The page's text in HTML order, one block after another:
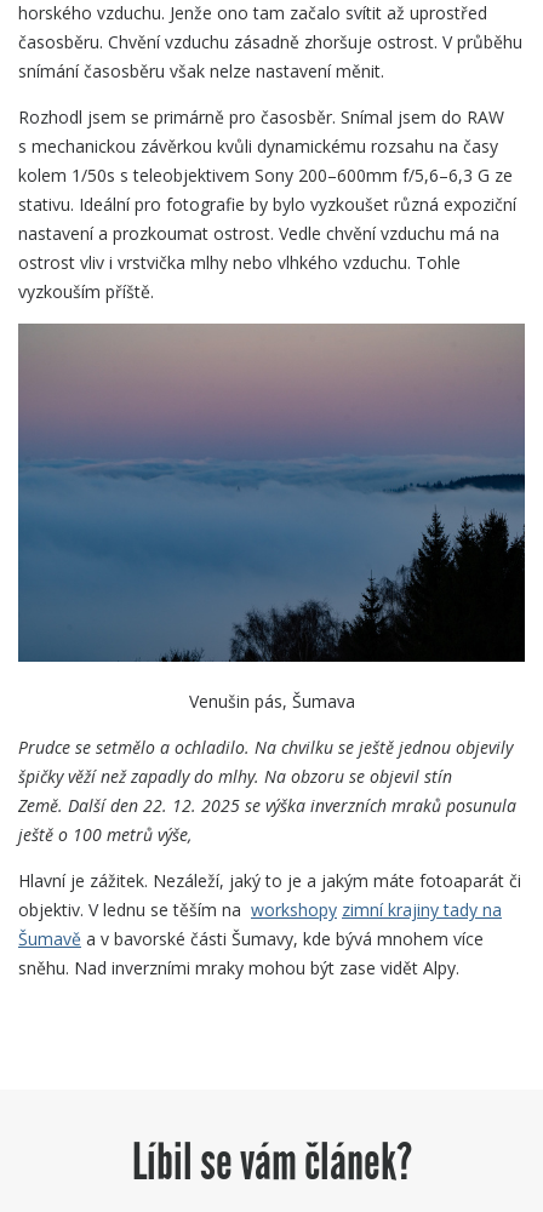
horského vzduchu. Jenže ono tam začalo svítit až uprostřed
časosběru. Chvění vzduchu zásadně zhoršuje ostrost. V průběhu
snímání časosběru však nelze nastavení měnit.
Rozhodl jsem se primárně pro časosběr. Snímal jsem do RAW
s mechanickou závěrkou kvůli dynamickému rozsahu na časy
kolem 1/50s s teleobjektivem Sony 200–600mm f/5,6–6,3 G ze
stativu. Ideální pro fotografie by bylo vyzkoušet různá expoziční
nastavení a prozkoumat ostrost. Vedle chvění vzduchu má na
ostrost vliv i vrstvička mlhy nebo vlhkého vzduchu. Tohle
vyzkouším příště.
Venušin pás, Šumava
Prudce se setmělo a ochladilo. Na chvilku se ještě jednou objevily
špičky věží než zapadly do mlhy. Na obzoru se objevil stín
Země. Další den 22. 12. 2025 se výška inverzních mraků posunula
ještě o 100 metrů výše,
Hlavní je zážitek. Nezáleží, jaký to je a jakým máte fotoaparát či
objektiv. V lednu se těším na workshopy zimní krajiny tady na
Šumavě a v bavorské části Šumavy, kde bývá mnohem více
sněhu. Nad inverzními mraky mohou být zase vidět Alpy.
Líbil se vám článek?